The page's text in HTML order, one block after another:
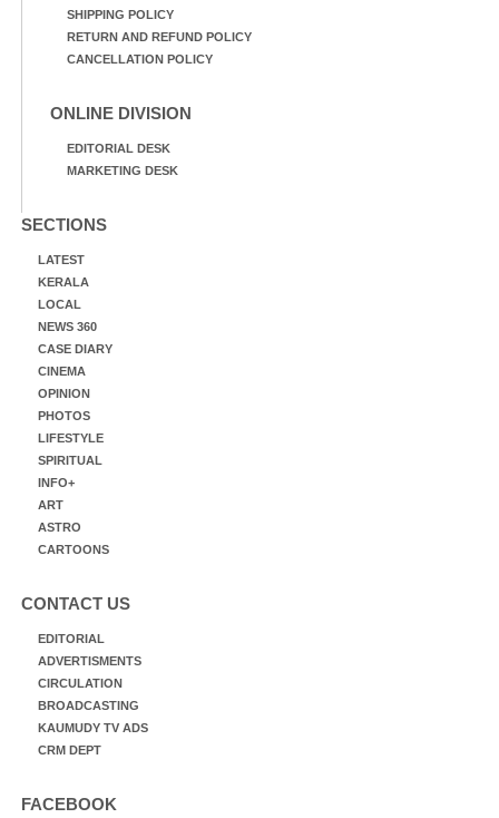
SHIPPING POLICY
RETURN AND REFUND POLICY
CANCELLATION POLICY
ONLINE DIVISION
EDITORIAL DESK
MARKETING DESK
SECTIONS
LATEST
KERALA
LOCAL
NEWS 360
CASE DIARY
CINEMA
OPINION
PHOTOS
LIFESTYLE
SPIRITUAL
INFO+
ART
ASTRO
CARTOONS
CONTACT US
EDITORIAL
ADVERTISMENTS
CIRCULATION
BROADCASTING
KAUMUDY TV ADS
CRM DEPT
FACEBOOK